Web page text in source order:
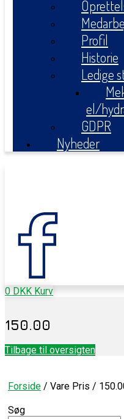
Profil
Historie
Ledige
el/
GDPR
Nyheder
0 DKK Kurv
150.00
Tilbage til oversigten
Forside / Vare Pris /
Søg